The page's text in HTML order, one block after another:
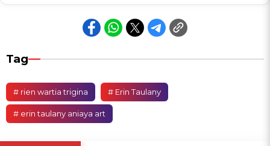
Tag
# rien wartia trigina # Erin Taulany
# erin taulany aniaya art